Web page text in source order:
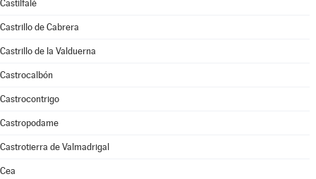
Castilfalé
Castrillo de Cabrera
Castrillo de la Valduerna
Castrocalbón
Castrocontrigo
Castropodame
Castrotierra de Valmadrigal
Cea